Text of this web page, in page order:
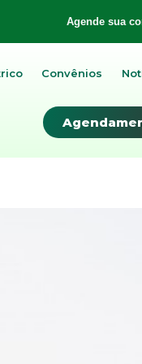
Agende sua
Convênios